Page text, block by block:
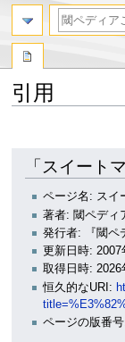
引用
「スイート
ページ名: スイ
著者: 閾ペディ
発行者: 『閾ペ
更新日時:
取得日時: 2026
恒久的なURI:
ページの版番